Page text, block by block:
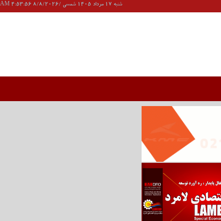
شنبه 17 مرداد 1405 شمسی /8/8/2026 4:53:56 AM